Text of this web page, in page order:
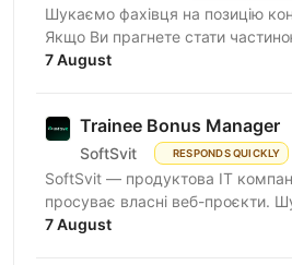
Шукаємо фахівця на позицію
Якщо Ви прагнете стати
команди українського
7 August
Trainee Bonus Manager
SoftSvit RESPONDS QUICKLY
SoftSvit — продуктова IT
просуває власні веб-проєкти.
Marketing Manager (Trainee): якщо
7 August